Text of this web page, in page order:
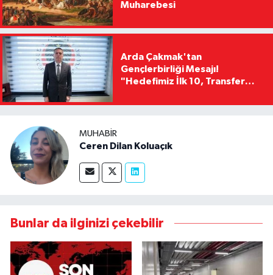
Muharebesi
Arda Çakmak'tan
Gençlerbirliği Mesajı!
"Hedefimiz İlk 10, Transfer
Kaldıracağız"
MUHABIR
Ceren Dilan Koluaçık
Bunlar da ilginizi çekebilir